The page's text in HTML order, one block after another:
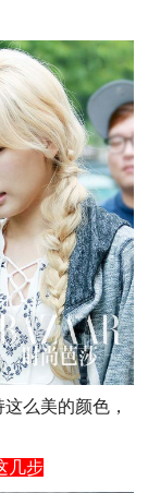
么美的颜色，
几步